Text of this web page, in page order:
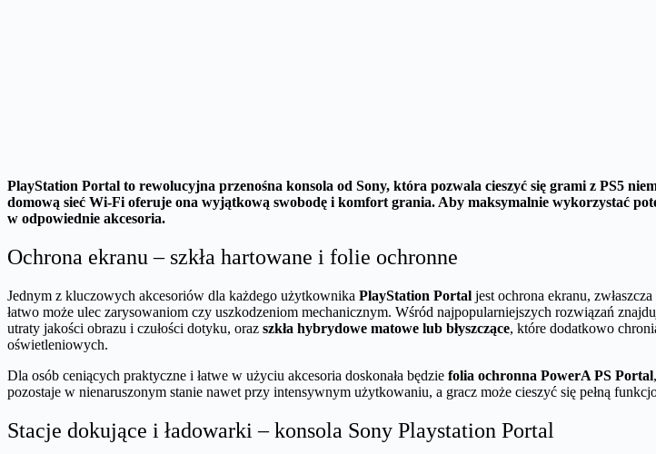
PlayStation Portal to rewolucyjna przenośna konsola od Sony, która pozwala cieszyć się grami z PS5
domową sieć Wi-Fi oferuje ona wyjątkową swobodę i komfort grania. Aby maksymalnie wykorzystać
w odpowiednie akcesoria.
Ochrona ekranu – szkła hartowane i folie ochronne
Jednym z kluczowych akcesoriów dla każdego użytkownika PlayStation Portal jest ochrona ekranu,
łatwo może ulec zarysowaniom czy uszkodzeniom mechanicznym. Wśród najpopularniejszych rozwiązań
utraty jakości obrazu i czułości dotyku, oraz szkła hybrydowe matowe lub błyszczące, które dodatkowo
oświetleniowych.
Dla osób ceniących praktyczne i łatwe w użyciu akcesoria doskonała będzie folia ochronna PowerA PS Portal
pozostaje w nienaruszonym stanie nawet przy intensywnym użytkowaniu, a gracz może cieszyć się pełną
Stacje dokujące i ładowarki – konsola Sony Playstation Portal